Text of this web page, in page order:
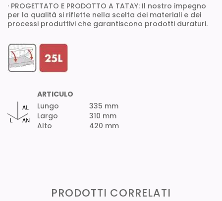
· PROGETTATO E PRODOTTO A TATAY: Il nostro impegno
per la qualità si riflette nella scelta dei materiali e dei
processi produttivi che garantiscono prodotti duraturi.
ARTICULO
Lungo
Largo
Alto
335 mm
310 mm
420 mm
PRODOTTI CORRELATI